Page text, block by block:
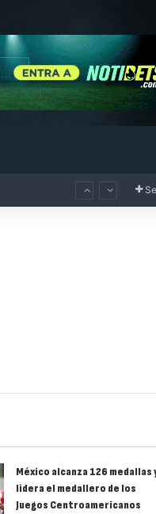
México alcanza 126 medallas
lidera el medallero de los
Juegos Centroamericanos